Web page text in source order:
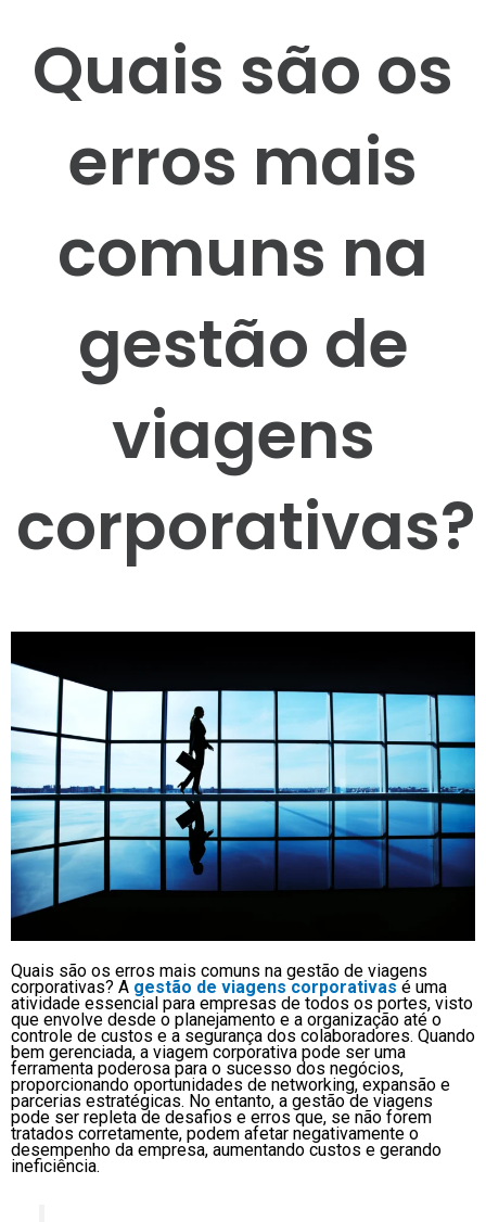
Quais são os
erros mais
comuns na
gestão de
viagens
corporativas?
Quais são os erros mais comuns na gestão de viagens
corporativas? A gestão de viagens corporativas é uma
atividade essencial para empresas de todos os portes, visto
que envolve desde o planejamento e a organização até o
controle de custos e a segurança dos colaboradores. Quando
bem gerenciada, a viagem corporativa pode ser uma
ferramenta poderosa para o sucesso dos negócios,
proporcionando oportunidades de networking, expansão e
parcerias estratégicas. No entanto, a gestão de viagens
pode ser repleta de desafios e erros que, se não forem
tratados corretamente, podem afetar negativamente o
desempenho da empresa, aumentando custos e gerando
ineficiência.